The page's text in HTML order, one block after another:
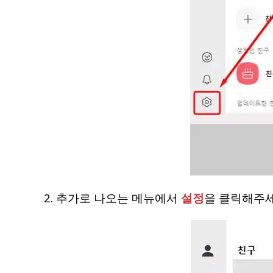
2. 추가로 나오는 메뉴에서 설정을 클릭해주